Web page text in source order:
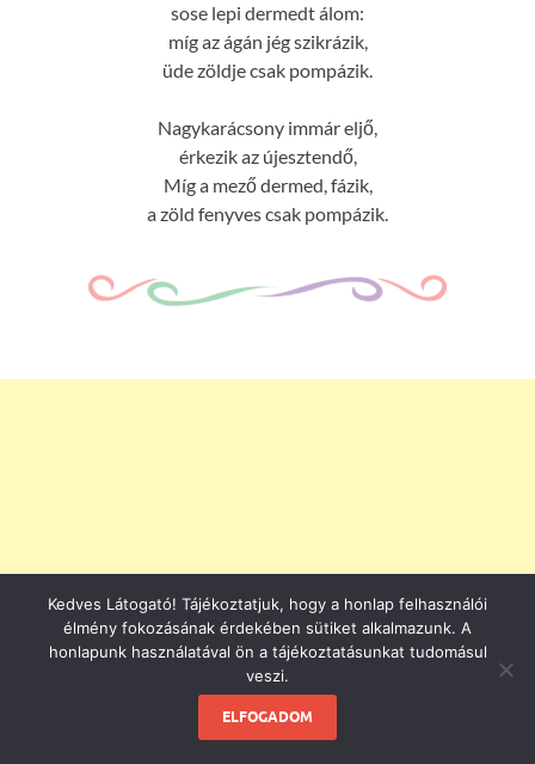
sose lepi dermedt álom:
míg az ágán jég szikrázik,
üde zöldje csak pompázik.
Nagykarácsony immár eljő,
érkezik az újesztendő,
Míg a mező dermed, fázik,
a zöld fenyves csak pompázik.
Kedves Látogató! Tájékoztatjuk, hogy a honlap felhasználói
élmény fokozásának érdekében sütiket alkalmazunk. A
honlapunk használatával ön a tájékoztatásunkat tudomásul
veszi.
ELFOGADOM